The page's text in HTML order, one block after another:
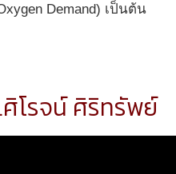
Demand) เป็นต้น
โรจน์ ศิริทรัพย์